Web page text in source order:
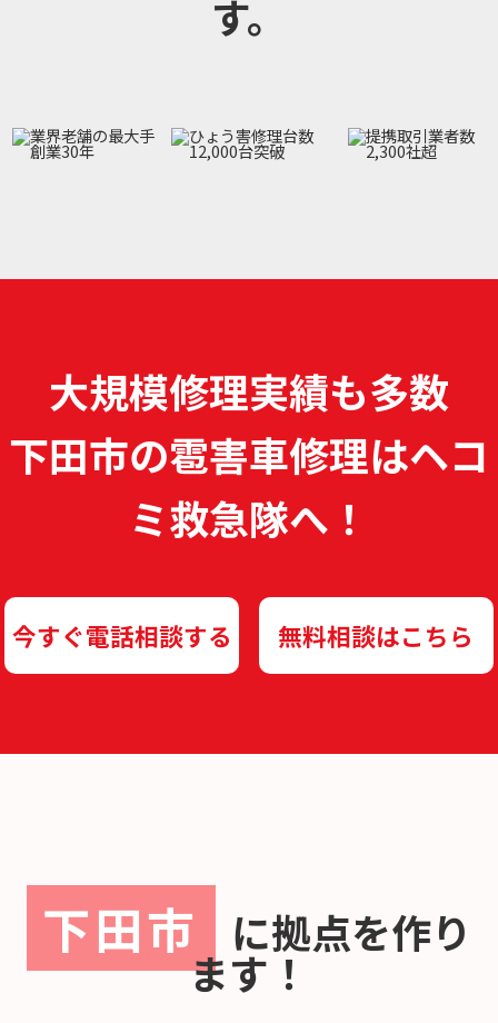
す。
大規模修理実績も多数
下田市の雹害車修理はヘコ
ミ救急隊へ！
今すぐ電話相談する 無料相談はこちら
下田市 に拠点を作り
ます！